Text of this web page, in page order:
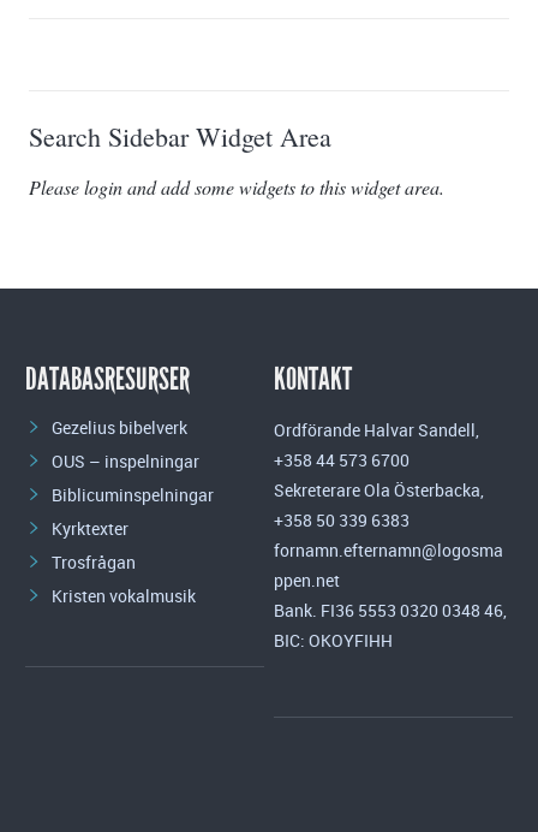
Search Sidebar Widget Area
Please login and add some widgets to this widget area.
DATABASRESURSER
Gezelius bibelverk
OUS – inspelningar
Biblicuminspelningar
Kyrktexter
Trosfrågan
Kristen vokalmusik
KONTAKT
Ordförande Halvar Sandell,
+358 44 573 6700
Sekreterare Ola Österbacka,
+358 50 339 6383
fornamn.efternamn@logosma
ppen.net
Bank. FI36 5553 0320 0348 46,
BIC: OKOYFIHH